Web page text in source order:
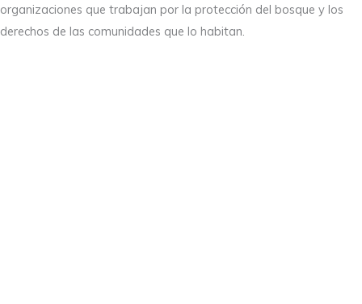
organizaciones que trabajan por la protección del bosque y los
derechos de las comunidades que lo habitan.